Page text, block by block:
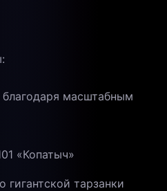
масштабным
«Копатыч»
гигантской тарзанки